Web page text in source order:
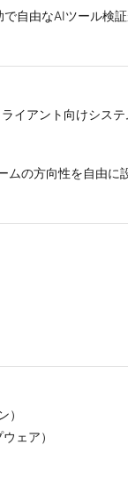
自由なAIツール検証
イアント向けシス
ムの方向性を自由に
）
ェア）